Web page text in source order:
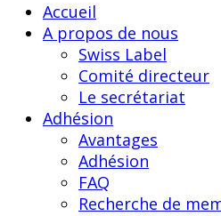
Accueil
A propos de nous
Swiss Label
Comité directeur
Le secrétariat
Adhésion
Avantages
Adhésion
FAQ
Recherche de